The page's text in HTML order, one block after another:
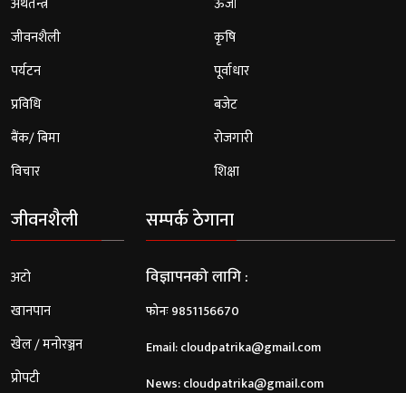
जीवनशैली
पर्यटन
प्रविधि
बैंक/ बिमा
विचार
कृषि
पूर्वाधार
बजेट
रोजगारी
शिक्षा
जीवनशैली
अटो
खानपान
खेल / मनोरञ्जन
प्रोपटी
सम्पर्क ठेगाना
विज्ञापनको लागि :
फोनः 9851156670
Email:cloudpatrika@gmail.com
News:cloudpatrika@gmail.com